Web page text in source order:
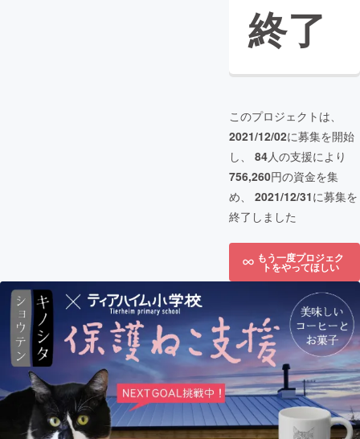
終了
このプロジェクトは、
2021/12/02に募集を開始
し、 84人の支援により
756,260円の資金を集
め、 2021/12/31に募集を
終了しました
もう一度プロジェク
トをやってほしい